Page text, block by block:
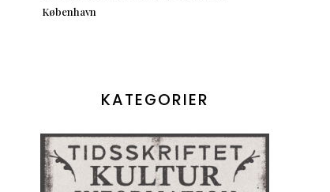
København
KATEGORIER